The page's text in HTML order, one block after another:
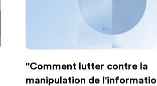
"Comment lutter contre la
manipulation de